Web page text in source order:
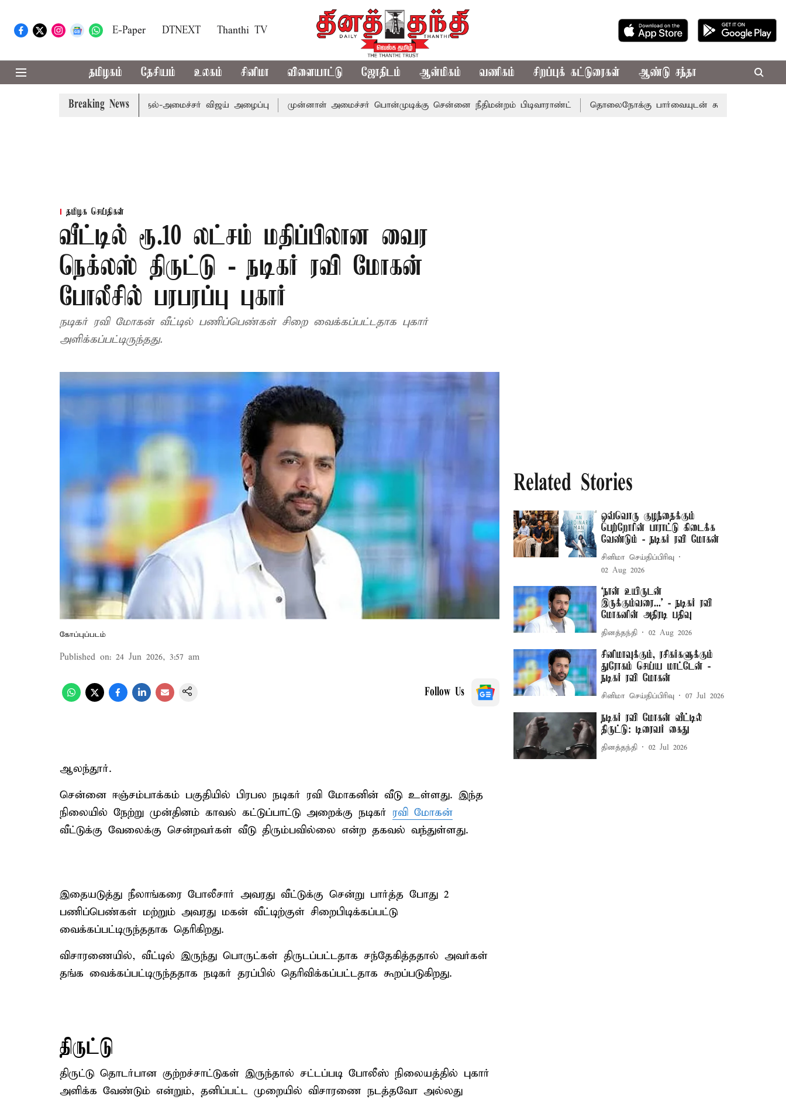
E-Paper DTNEXT Thanthi TV
தமிழகம் தேசியம் உலகம் சினிமா விளையாட்டு ஜோதிடம் ஆன்மிகம் வணிகம் சிறப்புக் கட்டுரைகள் ஆண்டு சந்தா
Breaking News
கூட்டத்துக்கு முதல்-அமைச்சர் விஜய் அழைப்பு முன்னாள் அமைச்சர் பொன்முடிக்கு சென்னை நீதிமன்றம் பிடிவாராண்ட் தொலைநோக்கு பார்வையுடன் கூடிய வேளாண் பட்ஜெட்:
தமிழக செய்திகள்
வீட்டில் ரூ.10 லட்சம் மதிப்பிலான வைர
நெக்லஸ் திருட்டு - நடிகர் ரவி மோகன்
போலீசில் பரபரப்பு புகார்
நடிகர் ரவி மோகன் வீட்டில் பணிப்பெண்கள் சிறை வைக்கப்பட்டதாக புகார்
அளிக்கப்பட்டிருந்தது.
கோப்புப்படம்
Published on: 24 Jun 2026, 3:57 am
Follow Us
ஆலந்தூர்.
சென்னை ஈஞ்சம்பாக்கம் பகுதியில் பிரபல நடிகர் ரவி மோகனின் வீடு உள்ளது. இந்த
நிலையில் நேற்று முன்தினம் காவல் கட்டுப்பாட்டு அறைக்கு நடிகர் ரவி மோகன்
வீட்டுக்கு வேலைக்கு சென்றவர்கள் வீடு திரும்பவில்லை என்ற தகவல் வந்துள்ளது.
இதையடுத்து நீலாங்கரை போலீசார் அவரது வீட்டுக்கு சென்று பார்த்த போது 2
பணிப்பெண்கள் மற்றும் அவரது மகன் வீட்டிற்குள் சிறைபிடிக்கப்பட்டு
வைக்கப்பட்டிருந்ததாக தெரிகிறது.
விசாரணையில், வீட்டில் இருந்து பொருட்கள் திருடப்பட்டதாக சந்தேகித்ததால் அவர்கள்
தங்க வைக்கப்பட்டிருந்ததாக நடிகர் தரப்பில் தெரிவிக்கப்பட்டதாக கூறப்படுகிறது.
திருட்டு
திருட்டு தொடர்பான குற்றச்சாட்டுகள் இருந்தால் சட்டப்படி போலீஸ் நிலையத்தில் புகார்
அளிக்க வேண்டும் என்றும், தனிப்பட்ட முறையில் விசாரணை நடத்தவோ அல்லது
Related Stories
ஒவ்வொரு குழந்தைக்கும்
பெற்றோரின் பாராட்டு கிடைக்க
வேண்டும் - நடிகர் ரவி மோகன்
சினிமா செய்திப்பிரிவு
02 Aug 2026
‘நான் உயிருடன்
இருக்கும்வரை...’ - நடிகர் ரவி
மோகனின் அதிரடி பதிவு
தினத்தந்தி 02 Aug 2026
சினிமாவுக்கும், ரசிகர்களுக்கும்
துரோகம் செய்ய மாட்டேன் -
நடிகர் ரவி மோகன்
சினிமா செய்திப்பிரிவு 07 Jul 2026
நடிகர் ரவி மோகன் வீட்டில்
திருட்டு: டிரைவர் கைது
தினத்தந்தி 02 Jul 2026